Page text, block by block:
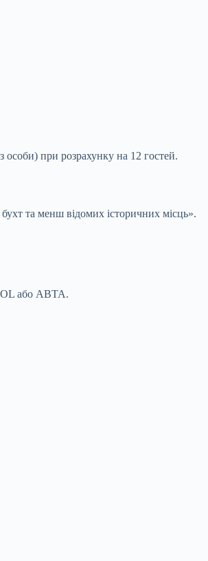
при розрахунку на 12 гостей.
та менш відомих історичних місць».
або ABTA.